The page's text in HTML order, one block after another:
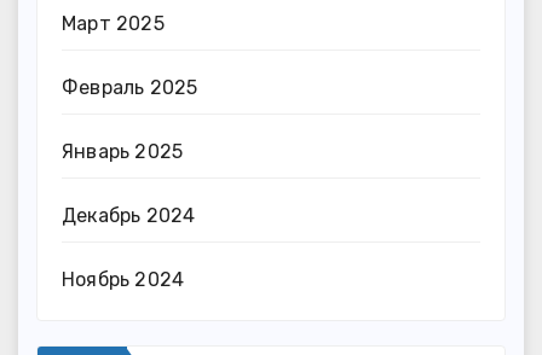
Март 2025
Февраль 2025
Январь 2025
Декабрь 2024
Ноябрь 2024